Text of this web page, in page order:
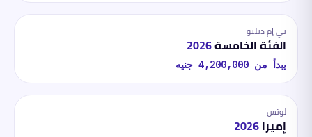
بي إم دبليو
الفئة الخامسة2026
يبدأ من 4,200,000 جنيه
لوتس
إميرا2026